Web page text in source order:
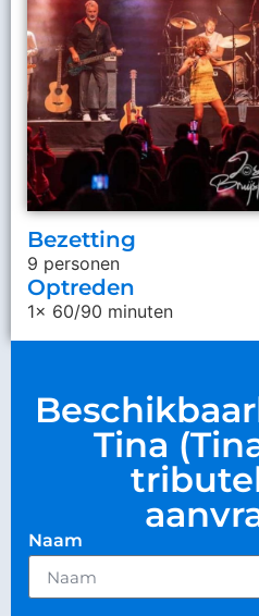
Bezetting
9 personen
Optreden
1x 60/90 minuten
Tina
Naam